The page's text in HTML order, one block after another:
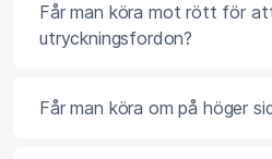
Får man köra mot rött för
utryckningsfordon?
Får man köra om på höger